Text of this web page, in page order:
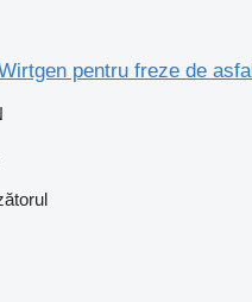
pentru freze de